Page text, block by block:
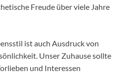
Freude über viele Jahre
ist auch Ausdruck von
Unser Zuhause sollte
und Interessen